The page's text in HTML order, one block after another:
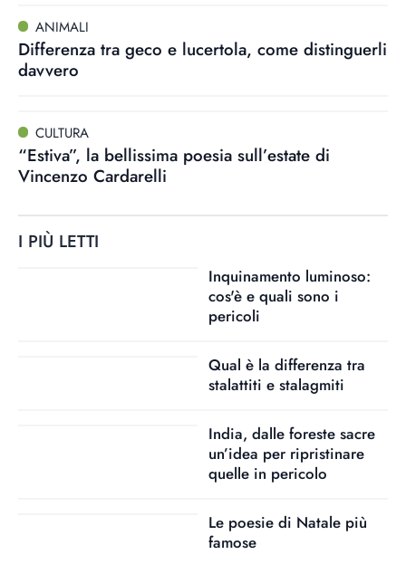
ANIMALI
Differenza tra geco e lucertola, come distinguerli
davvero
CULTURA
“Estiva”, la bellissima poesia sull’estate di
Vincenzo Cardarelli
I PIÙ LETTI
Inquinamento luminoso:
cos'è e quali sono i
pericoli
Qual è la differenza tra
stalattiti e stalagmiti
India, dalle foreste sacre
un’idea per ripristinare
quelle in pericolo
Le poesie di Natale più
famose